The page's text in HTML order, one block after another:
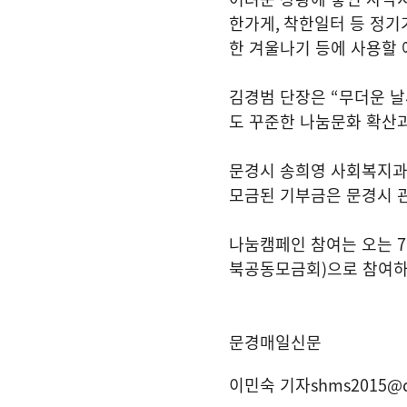
한가게, 착한일터 등 정
한 겨울나기 등에 사용할
김경범 단장은 “무더운
도 꾸준한 나눔문화 확산
문경시 송희영 사회복지
모금된 기부금은 문경시
나눔캠페인 참여는 오는 7
북공동모금회)으로 참여
문경매일신문
이민숙 기자